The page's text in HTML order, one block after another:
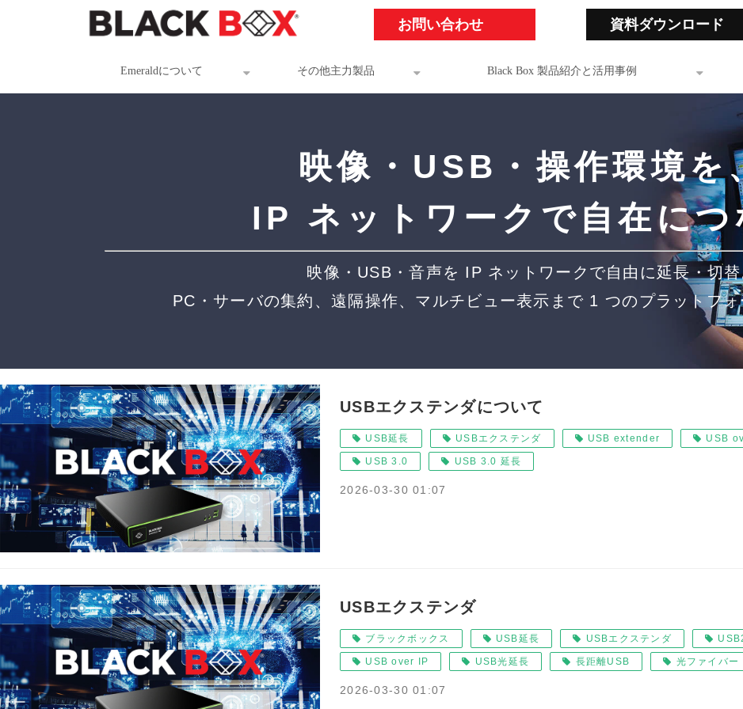
お問い合わせ 資料ダウンロード
Emeraldについて その他主力製品 Black Box 製品紹介と活用事例
映像・USB・操作環境を
IP ネットワークで自在につ
映像・USB・音声を IP ネットワークで自由に延長・切
PC・サーバの集約、遠隔操作、マルチビュー表示まで 1 つのプラットフ
USBエクステンダについて
USB延長 USBエクステンダ USB extender USB
USB 3.0 USB 3.0 延長
2026-03-30 01:07
USBエクステンダ
ブラックボックス USB延長 USBエクステンダ
USB over IP USB光延長 長距離USB 光ファイバー
2026-03-30 01:07